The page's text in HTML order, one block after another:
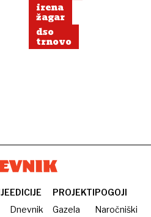
irena
žagar
dso
trnovo
EDICIJE
Dnevnik
PROJEKTI
Gazela
POGOJI
Naročniški